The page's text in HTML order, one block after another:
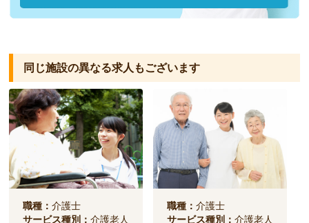
同じ施設の異なる求人もございます
職種：介護士
サービス種別：介護老人
職種：介護士
サービス種別：介護老人